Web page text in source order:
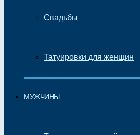
Свадьбы
Татуировки для женщин
МУЖЧИНЫ